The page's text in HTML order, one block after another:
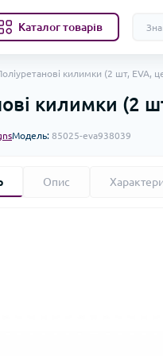
Каталог товарів
килимки (2 шт, EVA,
килимки (2
Модель: 85025-eva938039
Опис